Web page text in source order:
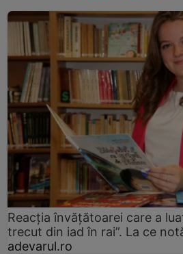
Reacția învățătoarei care a
trecut din iad în rai”. La ce
adevarul.ro